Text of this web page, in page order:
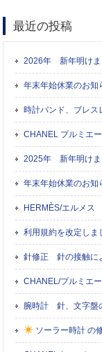
最近の投稿
2026年 新年明けま
年末年始休業のお知
時計バンド、ブレス
CHANEL プルミエ
2025年 新年明けま
年末年始休業のお知
HERMÈS/エルメス
利用規約を改定しま
針修正 針の接触に
CHANEL/プルミエ
腕時計 針、文字盤
ソーラー時計 の